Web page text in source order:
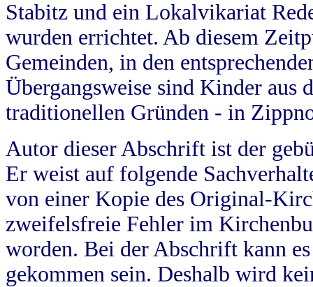
Stabitz und ein Lokalvikariat
wurden errichtet. Ab diesem
Gemeinden, in den
Übergangsweise sind Kinder aus
traditionellen Gründen - in
Autor dieser Abschrift ist der
Er weist auf folgende
von einer Kopie des Original-
zweifelsfreie Fehler im
worden. Bei der Abschrift kann
gekommen sein. Deshalb wird